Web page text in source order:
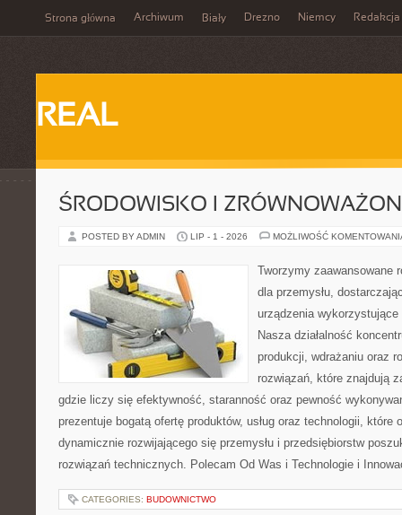
Strona główna Archiwum Biały Drezno Niemcy Redakcja
REAL
ŚRODOWISKO I
POSTED BY ADMIN LIP - 1 - 2026 MOŻLIWOŚĆ
Tworzymy zaawansowane
dla przemysłu,
urządzenia
Nasza działalność
produkcji, wdrażaniu oraz
rozwiązań, które znajdują
gdzie liczy się efektywność, staranność oraz pewność
prezentuje bogatą ofertę produktów, usług oraz technologii, które
dynamicznie rozwijającego się przemysłu i przedsiębiorstw
rozwiązań technicznych. Polecam Od Was i Technologie i
CATEGORIES: BUDOWNICTWO